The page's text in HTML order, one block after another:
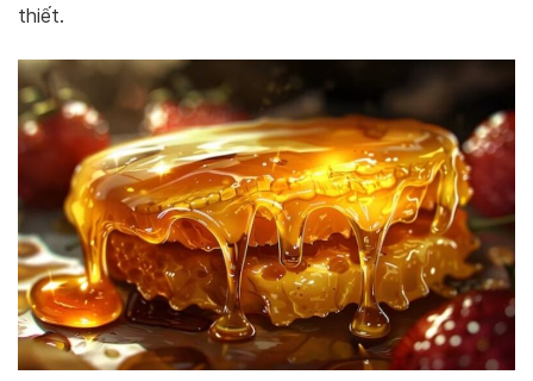
thiết.